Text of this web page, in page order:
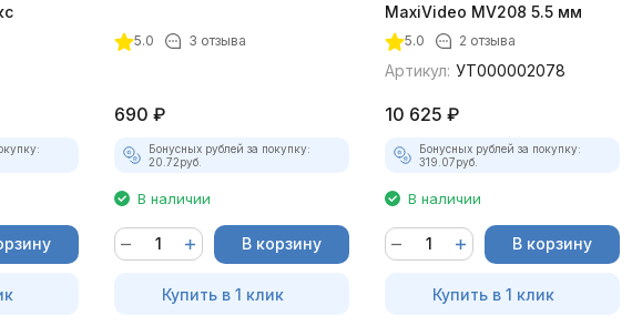
5.0 3 отзыва
690 ₽
Бонусных рублей за покупку:
20.72руб.
В наличии
В корзину
Купить в 1 клик
MaxiVideo MV208 5.5 мм
5.0 2 отзыва
Артикул: УТ000002078
10 625 ₽
Бонусных рублей за покупку:
319.07руб.
В наличии
В корзину
Купить в 1 клик